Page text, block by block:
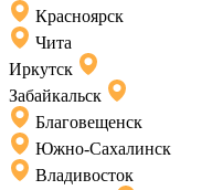
Красноярск
Чита
Иркутск
Забайкальск
Благовещенск
Южно-Сахалинск
Владивосток